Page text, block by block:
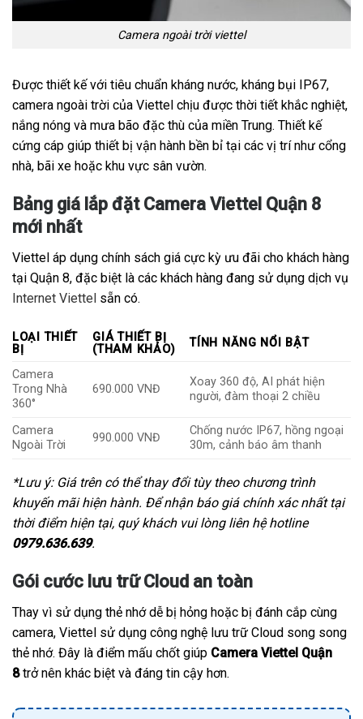
Camera ngoài trời viettel
Được thiết kế với tiêu chuẩn kháng nước, kháng bụi IP67,
camera ngoài trời của Viettel chịu được thời tiết khắc nghiệt,
nắng nóng và mưa bão đặc thù của miền Trung. Thiết kế
cứng cáp giúp thiết bị vận hành bền bỉ tại các vị trí như cổng
nhà, bãi xe hoặc khu vực sân vườn.
Bảng giá lắp đặt Camera Viettel Quận 8
mới nhất
Viettel áp dụng chính sách giá cực kỳ ưu đãi cho khách hàng
tại Quận 8, đặc biệt là các khách hàng đang sử dụng dịch vụ
Internet Viettel sẵn có.
LOẠI THIẾT
BỊ
GIÁ THIẾT BỊ
(THAM KHẢO)
TÍNH NĂNG NỔI BẬT
Camera
Trong Nhà
360°
690.000 VNĐ
Xoay 360 độ, AI phát hiện
người, đàm thoại 2 chiều
Camera
Ngoài Trời
990.000 VNĐ
Chống nước IP67, hồng ngoại
30m, cảnh báo âm thanh
*Lưu ý: Giá trên có thể thay đổi tùy theo chương trình
khuyến mãi hiện hành. Để nhận báo giá chính xác nhất tại
thời điểm hiện tại, quý khách vui lòng liên hệ hotline
0979.636.639.
Gói cước lưu trữ Cloud an toàn
Thay vì sử dụng thẻ nhớ dễ bị hỏng hoặc bị đánh cắp cùng
camera, Viettel sử dụng công nghệ lưu trữ Cloud song song
thẻ nhớ. Đây là điểm mấu chốt giúp Camera Viettel Quận
8trở nên khác biệt và đáng tin cậy hơn.